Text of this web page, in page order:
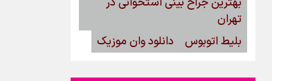
تهران
بلیط اتوبوس
دانلود وان موزیک